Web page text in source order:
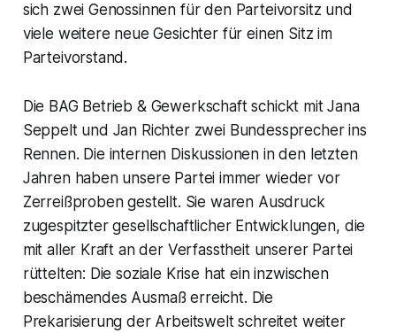
sich zwei Genossinnen für den Parteivorsitz und
viele weitere neue Gesichter für einen Sitz im
Parteivorstand.
Die BAG Betrieb & Gewerkschaft schickt mit Jana
Seppelt und Jan Richter zwei Bundessprecher ins
Rennen. Die internen Diskussionen in den letzten
Jahren haben unsere Partei immer wieder vor
Zerreißproben gestellt. Sie waren Ausdruck
zugespitzter gesellschaftlicher Entwicklungen, die
mit aller Kraft an der Verfasstheit unserer Partei
rüttelten: Die soziale Krise hat ein inzwischen
beschämendes Ausmaß erreicht. Die
Prekarisierung der Arbeitswelt schreitet weiter